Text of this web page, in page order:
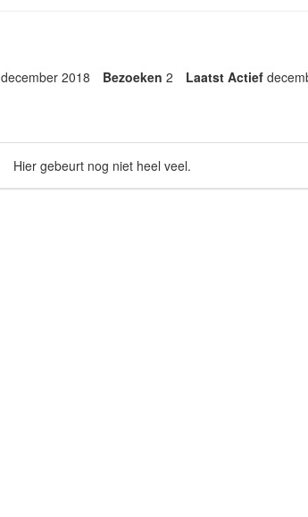
december 2018 Bezoeken 2 Laatst Actief
Hier gebeurt nog niet heel veel.